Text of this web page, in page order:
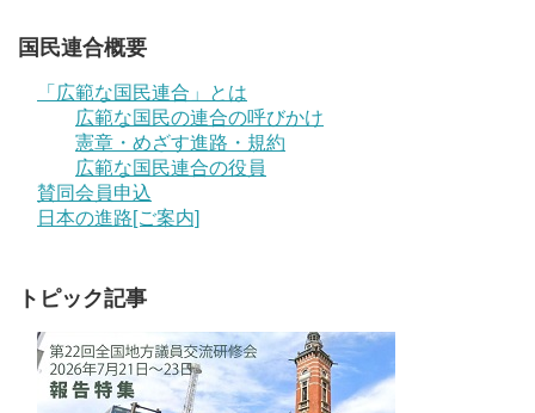
国民連合概要
「広範な国民連合」とは
広範な国民の連合の呼びかけ
憲章・めざす進路・規約
広範な国民連合の役員
賛同会員申込
日本の進路[ご案内]
トピック記事